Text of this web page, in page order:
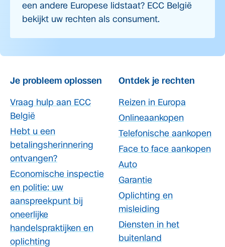
een andere Europese lidstaat? ECC België
bekijkt uw rechten als consument.
Je probleem oplossen
Vraag hulp aan ECC
België
Hebt u een
betalingsherinnering
ontvangen?
Economische inspectie
en politie: uw
aanspreekpunt bij
oneerlijke
handelspraktijken en
oplichting
Ontdek je rechten
Reizen in Europa
Onlineaankopen
Telefonische aankopen
Face to face aankopen
Auto
Garantie
Oplichting en
misleiding
Diensten in het
buitenland